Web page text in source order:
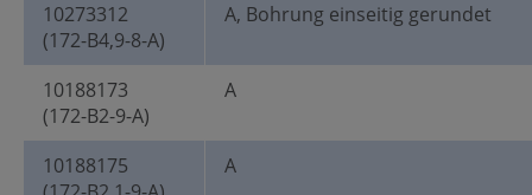
10273312
(172-B4,9-8-A)
A, Bohrung einseitig gerundet
10188173
(172-B2-9-A)
A
10188175
A